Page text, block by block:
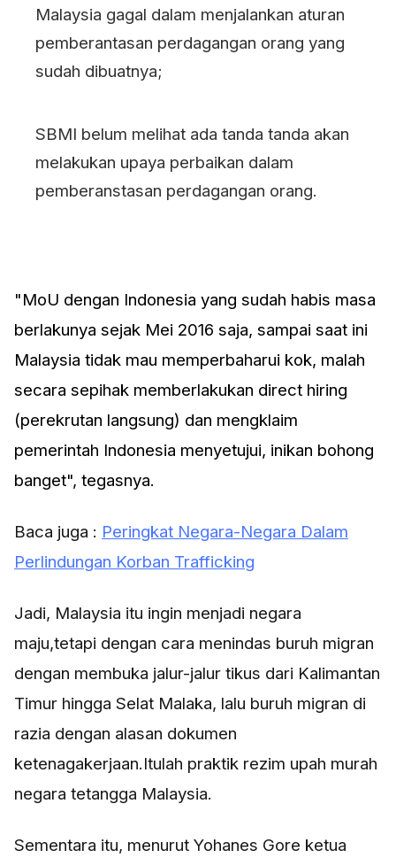
Malaysia gagal dalam menjalankan aturan
pemberantasan perdagangan orang yang
sudah dibuatnya;
SBMI belum melihat ada tanda tanda akan
melakukan upaya perbaikan dalam
pemberanstasan perdagangan orang.
"MoU dengan Indonesia yang sudah habis masa
berlakunya sejak Mei 2016 saja, sampai saat ini
Malaysia tidak mau memperbaharui kok, malah
secara sepihak memberlakukan direct hiring
(perekrutan langsung) dan mengklaim
pemerintah Indonesia menyetujui, inikan bohong
banget", tegasnya.
Baca juga : Peringkat Negara-Negara Dalam
Perlindungan Korban Trafficking
Jadi, Malaysia itu ingin menjadi negara
maju,tetapi dengan cara menindas buruh migran
dengan membuka jalur-jalur tikus dari Kalimantan
Timur hingga Selat Malaka, lalu buruh migran di
razia dengan alasan dokumen
ketenagakerjaan.Itulah praktik rezim upah murah
negara tetangga Malaysia.
Sementara itu, menurut Yohanes Gore ketua